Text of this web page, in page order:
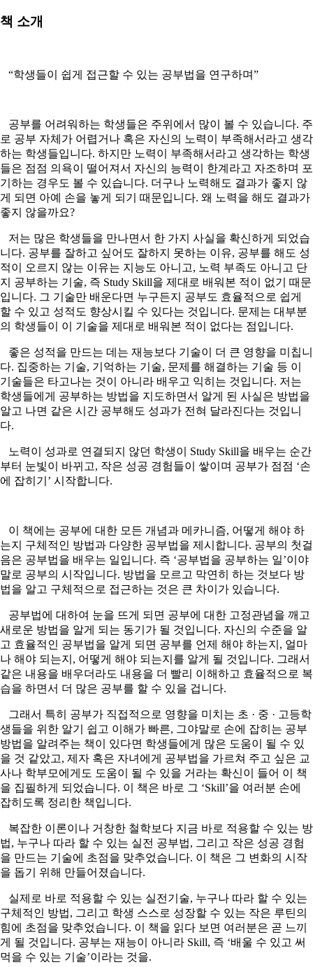
책 소개
“학생들이 쉽게 접근할 수 있는 공부법을 연구하며”
공부를 어려워하는 학생들은 주위에서 많이 볼 수 있습니다. 주
로 공부 자체가 어렵거나 혹은 자신의 노력이 부족해서라고 생각
하는 학생들입니다. 하지만 노력이 부족해서라고 생각하는 학생
들은 점점 의욕이 떨어져서 자신의 능력이 한계라고 자조하며 포
기하는 경우도 볼 수 있습니다. 더구나 노력해도 결과가 좋지 않
게 되면 아예 손을 놓게 되기 때문입니다. 왜 노력을 해도 결과가
좋지 않을까요?
저는 많은 학생들을 만나면서 한 가지 사실을 확신하게 되었습
니다. 공부를 잘하고 싶어도 잘하지 못하는 이유, 공부를 해도 성
적이 오르지 않는 이유는 지능도 아니고, 노력 부족도 아니고 단
지 공부하는 기술, 즉 Study Skill을 제대로 배워본 적이 없기 때문
입니다. 그 기술만 배운다면 누구든지 공부도 효율적으로 쉽게
할 수 있고 성적도 향상시킬 수 있다는 것입니다. 문제는 대부분
의 학생들이 이 기술을 제대로 배워본 적이 없다는 점입니다.
좋은 성적을 만드는 데는 재능보다 기술이 더 큰 영향을 미칩니
다. 집중하는 기술, 기억하는 기술, 문제를 해결하는 기술 등 이
기술들은 타고나는 것이 아니라 배우고 익히는 것입니다. 저는
학생들에게 공부하는 방법을 지도하면서 알게 된 사실은 방법을
알고 나면 같은 시간 공부해도 성과가 전혀 달라진다는 것입니
다.
노력이 성과로 연결되지 않던 학생이 Study Skill을 배우는 순간
부터 눈빛이 바뀌고, 작은 성공 경험들이 쌓이며 공부가 점점 ‘손
에 잡히기’ 시작합니다.
이 책에는 공부에 대한 모든 개념과 메카니즘, 어떻게 해야 하
는지 구체적인 방법과 다양한 공부법을 제시합니다. 공부의 첫걸
음은 공부법을 배우는 일입니다. 즉 ‘공부법을 공부하는 일’이야
말로 공부의 시작입니다. 방법을 모르고 막연히 하는 것보다 방
법을 알고 구체적으로 접근하는 것은 큰 차이가 있습니다.
공부법에 대하여 눈을 뜨게 되면 공부에 대한 고정관념을 깨고
새로운 방법을 알게 되는 동기가 될 것입니다. 자신의 수준을 알
고 효율적인 공부법을 알게 되면 공부를 언제 해야 하는지, 얼마
나 해야 되는지, 어떻게 해야 되는지를 알게 될 것입니다. 그래서
같은 내용을 배우더라도 내용을 더 빨리 이해하고 효율적으로 복
습을 하면서 더 많은 공부를 할 수 있을 겁니다.
그래서 특히 공부가 직접적으로 영향을 미치는 초 · 중 · 고등학
생들을 위한 알기 쉽고 이해가 빠른, 그야말로 손에 잡히는 공부
방법을 알려주는 책이 있다면 학생들에게 많은 도움이 될 수 있
을 것 같았고, 제자 혹은 자녀에게 공부법을 가르쳐 주고 싶은 교
사나 학부모에게도 도움이 될 수 있을 거라는 확신이 들어 이 책
을 집필하게 되었습니다. 이 책은 바로 그 ‘Skill’을 여러분 손에
잡히도록 정리한 책입니다.
복잡한 이론이나 거창한 철학보다 지금 바로 적용할 수 있는 방
법, 누구나 따라 할 수 있는 실전 공부법, 그리고 작은 성공 경험
을 만드는 기술에 초점을 맞추었습니다. 이 책은 그 변화의 시작
을 돕기 위해 만들어졌습니다.
실제로 바로 적용할 수 있는 실전기술, 누구나 따라 할 수 있는
구체적인 방법, 그리고 학생 스스로 성장할 수 있는 작은 루틴의
힘에 초점을 맞추었습니다. 이 책을 읽다 보면 여러분은 곧 느끼
게 될 것입니다. 공부는 재능이 아니라 Skill, 즉 ‘배울 수 있고 써
먹을 수 있는 기술’이라는 것을.